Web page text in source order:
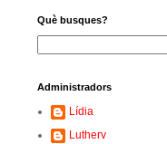
Què busques?
Administradors
Lídia
Lutherv